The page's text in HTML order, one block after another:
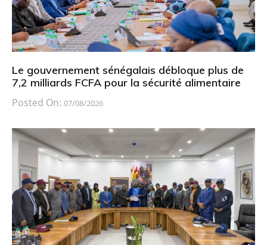
Le gouvernement sénégalais débloque plus de
7,2 milliards FCFA pour la sécurité alimentaire
Posted On: 07/08/2026